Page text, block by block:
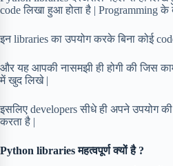
code लिखा हुआ होता है | Programming के
इन libraries का उपयोग करके बिना कोई
और यह आपकी नासमझी ही होगी की जिस
में खुद लिखे |
इसलिए developers सीधे ही अपने उपयोग
करता है |
Python libraries महत्वपूर्ण क्यों है ?